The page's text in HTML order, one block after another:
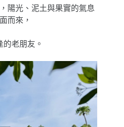
陽光、泥土與果實的氣息
而來，
老朋友。